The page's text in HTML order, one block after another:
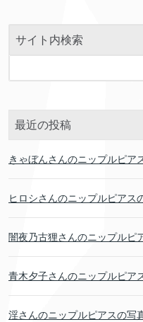
サイト内検索
最近の投稿
きゃぼんさんのニップルピア
ヒロシさんのニップルピアス
闇夜乃古狸さんのニップルピ
青木夕子さんのニップルピア
淫さんのニップルピアスの写